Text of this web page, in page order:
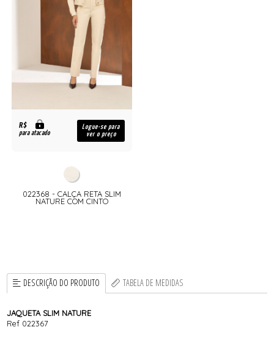
R$
para atacado
Logue-se para
ver o preço
022368 - CALÇA RETA SLIM
NATURE COM CINTO
DESCRIÇÃO DO PRODUTO TABELA DE MEDIDAS
JAQUETA SLIM NATURE
Ref 022367